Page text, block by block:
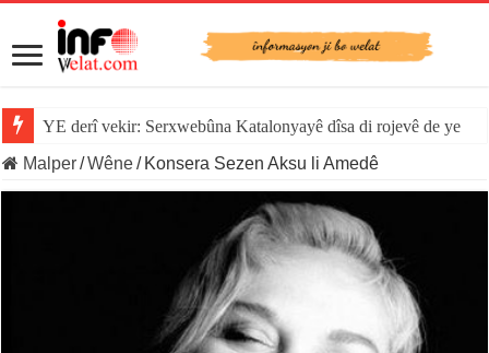
YE derî vekir: Serxwebûna Katalonyayê dîsa di rojevê de ye
Malper/Wêne/ Konsera Sezen Aksu li Amedê